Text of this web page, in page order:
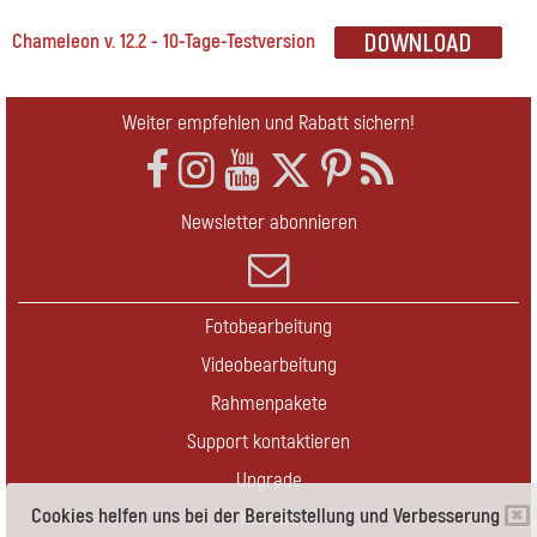
Cookies helfen uns bei der Bereitstellung und Verbesserung
Chameleon v. 12.2 - 10-Tage-Testversion
Weiter empfehlen und Rabatt sichern!
Newsletter abonnieren
Fotobearbeitung
Videobearbeitung
Rahmenpakete
Support kontaktieren
Upgrade
Kontakt